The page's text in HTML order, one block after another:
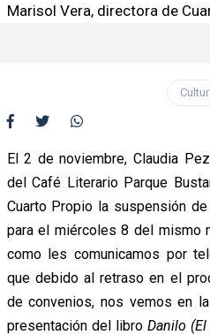
Marisol Vera, directora de
El 2 de noviembre, Claudia
del Café Literario Parque
Cuarto Propio la suspensión
para el miércoles 8 del mismo
como les comunicamos por
que debido al retraso en el
de convenios, nos vemos en
presentación del libro Danilo